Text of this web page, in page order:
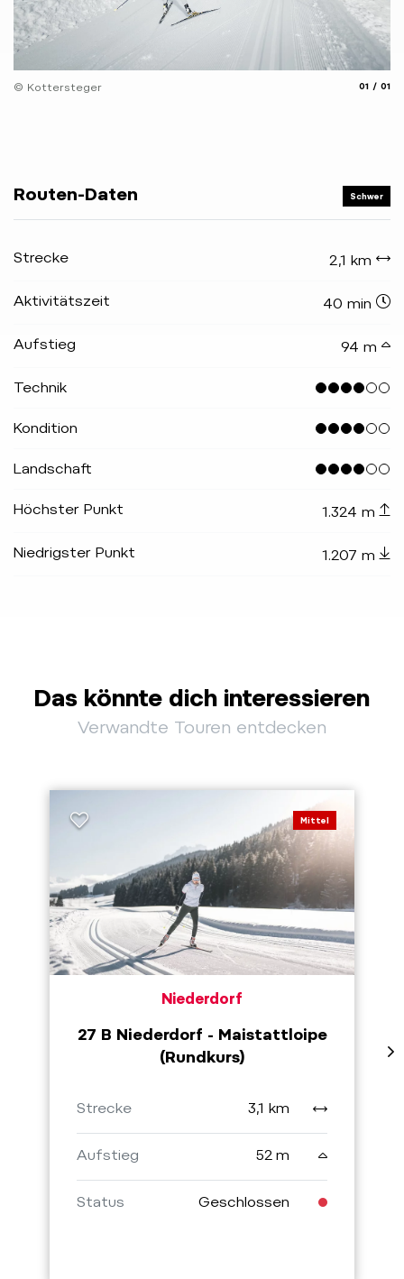
© Kottersteger 01 01
Routen-Daten Schwer
Strecke 2,1 km
Aktivitätszeit 40 min
Aufstieg 94 m
Technik
Kondition
Landschaft
Höchster Punkt 1.324 m
Niedrigster Punkt 1.207 m
Das könnte dich interessieren
Verwandte Touren entdecken
Mittel
Niederdorf
27 B Niederdorf - Maistattloipe
(Rundkurs)
Strecke 3,1 km
Aufstieg 52 m
Status Geschlossen